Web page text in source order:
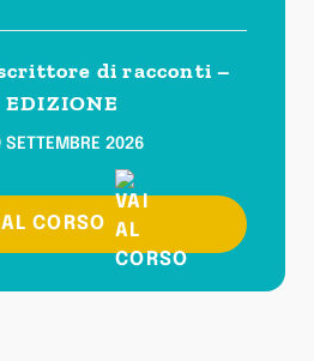
di racconti –
EDIZIONE
SETTEMBRE 2026
CORSO